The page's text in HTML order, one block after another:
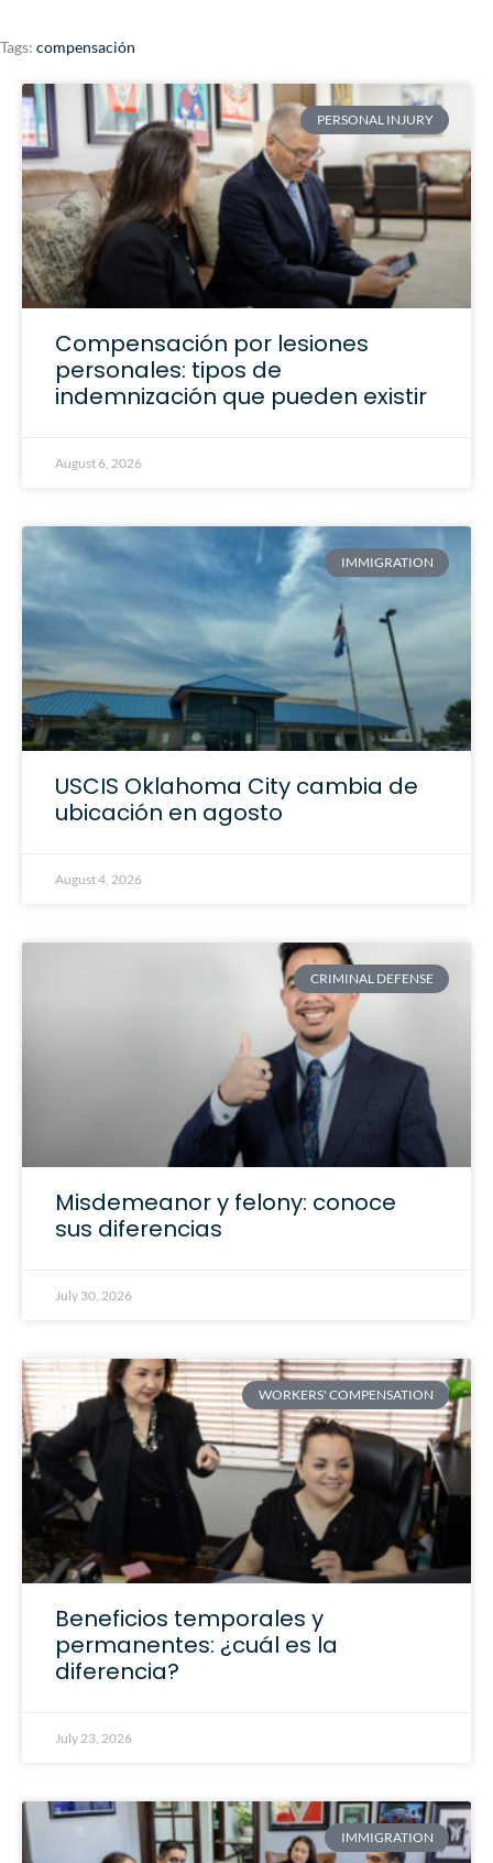
Tags: compensación
PERSONAL INJURY
Compensación por lesiones
personales: tipos de
indemnización que pueden existir
August 6, 2026
IMMIGRATION
USCIS Oklahoma City cambia de
ubicación en agosto
August 4, 2026
CRIMINAL DEFENSE
Misdemeanor y felony: conoce
sus diferencias
July 30, 2026
WORKERS' COMPENSATION
Beneficios temporales y
permanentes: ¿cuál es la
diferencia?
July 23, 2026
IMMIGRATION